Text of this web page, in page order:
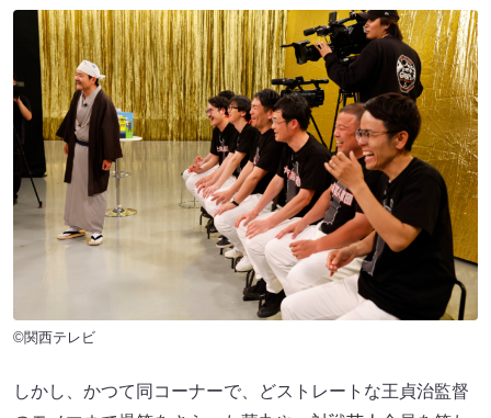
©関西テレビ
しかし、かつて同コーナーで、どストレートな王貞治監督